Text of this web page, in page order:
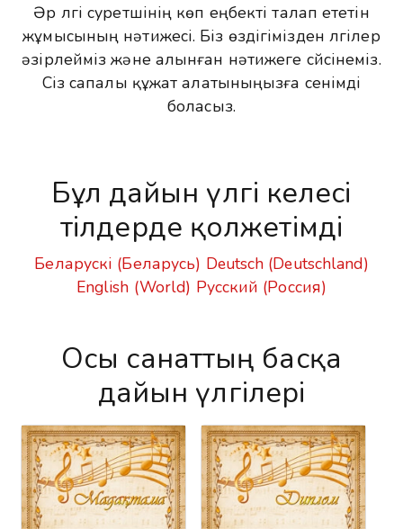
Әр үлгі суретшінің көп еңбекті талап ететін
жұмысының нәтижесі. Біз өздігімізден үлгілер
әзірлейміз және алынған нәтижеге сүйсінеміз.
Сіз сапалы құжат алатыныңызға сенімді
боласыз.
Бұл дайын үлгі келесі
тілдерде қолжетімді
Беларускі (Беларусь) Deutsch (Deutschland)
English (World) Русский (Россия)
Осы санаттың басқа
дайын үлгілері